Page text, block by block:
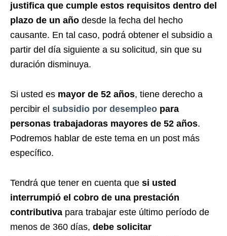
justifica que cumple estos requisitos dentro del
plazo de un año desde la fecha del hecho
causante. En tal caso, podrá obtener el subsidio a
partir del día siguiente a su solicitud, sin que su
duración disminuya.
Si usted es mayor de 52 años, tiene derecho a
percibir el subsidio por desempleo para
personas trabajadoras mayores de 52 años.
Podremos hablar de este tema en un post más
específico.
Tendrá que tener en cuenta que si usted
interrumpió el cobro de una prestación
contributiva para trabajar este último período de
menos de 360 días, debe solicitar